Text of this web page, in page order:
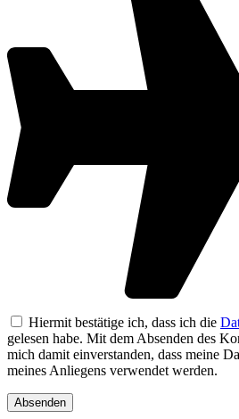
Hiermit bestätige ich, dass ich die
gelesen habe. Mit dem Absenden des
mich damit einverstanden, dass meine
meines Anliegens verwendet werden.